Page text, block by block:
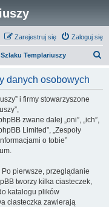
Zaloguj się
Zarejestruj się
Templariuszy
danych osobowych
i firmy stowarzyszone
zwane dalej „oni”, „ich”,
Limited”, „Zespoły
o tobie”
pierwsze, przeglądanie
tworzy kilka ciasteczek,
katalogu plików
ciasteczka zawierają